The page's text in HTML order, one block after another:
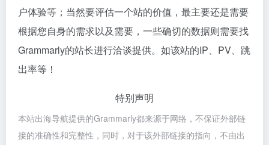
户体验等；当然要评估一个站的价值，最主要还是需要
根据您自身的需求以及需要，一些确切的数据则需要找
Grammarly的站长进行洽谈提供。如该站的IP、PV、跳
出率等！
特别声明
本站出海导航提供的Grammarly都来源于网络，不保证外部链
接的准确性和完整性，同时，对于该外部链接的指向，不由出